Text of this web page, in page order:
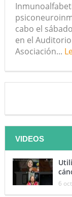
cabo el
en el Auditorio
Asociación...
VIDEOS
6